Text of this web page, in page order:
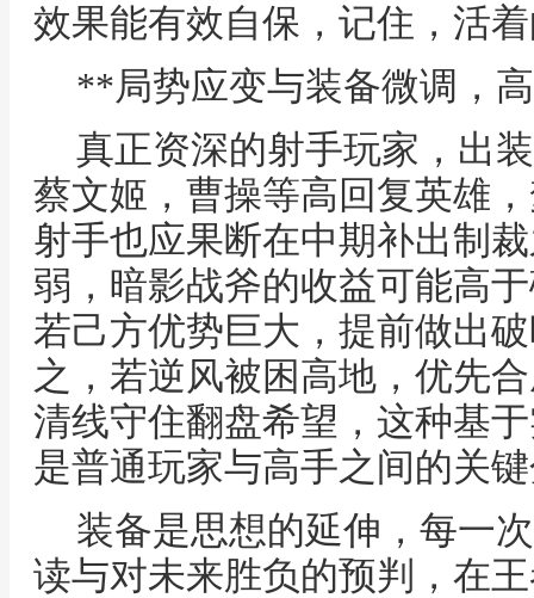
效果能有效自保，记住，活
**局势应变与装备微调，
真正资深的射手玩家，出
蔡文姬，曹操等高回复英雄
射手也应果断在中期补出制
弱，暗影战斧的收益可能高
若己方优势巨大，提前做出
之，若逆风被困高地，优先
清线守住翻盘希望，这种基
是普通玩家与高手之间的关
装备是思想的延伸，每一
读与对未来胜负的预判，在